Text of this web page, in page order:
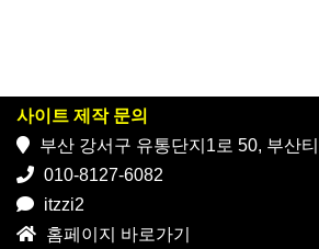
사이트 제작 문의
부산 강서구 유통단지1로 50, 부산
010-8127-6082
itzzi2
홈페이지 바로가기